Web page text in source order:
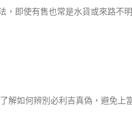
即使有售也常是水貨或來路不
解如何辨別必利吉真偽，避免上